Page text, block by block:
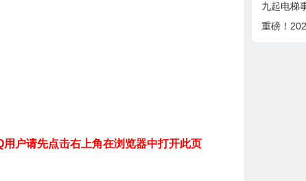
户请先点击右上角在浏览器中打开此页
九起电梯